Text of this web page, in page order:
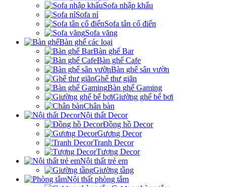
Sofa nhập khẩu
Sofa nỉ
Sofa tân cổ điển
Sofa văng
Bàn ghế các loại
Bàn ghế Bar
Bàn ghế Cafe
Bàn ghế sân vườn
Ghế thư giãn
Bàn ghế Gaming
Giường ghế bể bơi
Chân bàn
Nội thất Decor
Đồng hồ Decor
Gương Decor
Tranh Decor
Tượng Decor
Nội thất trẻ em
Giường tầng
Nội thất phòng tắm